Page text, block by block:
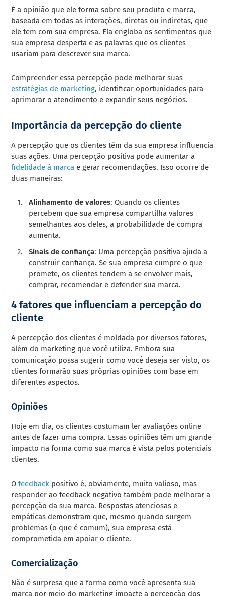
É a opinião que ele forma sobre seu produto e marca,
baseada em todas as interações, diretas ou indiretas, que
ele tem com sua empresa. Ela engloba os sentimentos que
sua empresa desperta e as palavras que os clientes
usariam para descrever sua marca.
Compreender essa percepção pode melhorar suas
estratégias de marketing, identificar oportunidades para
aprimorar o atendimento e expandir seus negócios.
Importância da percepção do cliente
A percepção que os clientes têm da sua empresa influencia
suas ações. Uma percepção positiva pode aumentar a
fidelidade à marca e gerar recomendações. Isso ocorre de
duas maneiras:
Alinhamento de valores: Quando os clientes
percebem que sua empresa compartilha valores
semelhantes aos deles, a probabilidade de compra
aumenta.
Sinais de confiança: Uma percepção positiva ajuda a
construir confiança. Se sua empresa cumpre o que
promete, os clientes tendem a se envolver mais,
comprar, recomendar e defender sua marca.
4 fatores que influenciam a percepção do
cliente
A percepção dos clientes é moldada por diversos fatores,
além do marketing que você utiliza. Embora sua
comunicação possa sugerir como você deseja ser visto, os
clientes formarão suas próprias opiniões com base em
diferentes aspectos.
Opiniões
Hoje em dia, os clientes costumam ler avaliações online
antes de fazer uma compra. Essas opiniões têm um grande
impacto na forma como sua marca é vista pelos potenciais
clientes.
Ofeedback positivo é, obviamente, muito valioso, mas
responder ao feedback negativo também pode melhorar a
percepção da sua marca. Respostas atenciosas e
empáticas demonstram que, mesmo quando surgem
problemas (o que é comum), sua empresa está
comprometida em apoiar o cliente.
Comercialização
Não é surpresa que a forma como você apresenta sua
marca por meio do marketing impacte a percepção dos